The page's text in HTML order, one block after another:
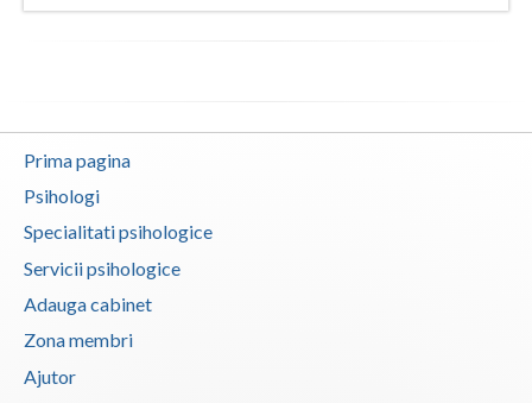
Vrancea
Prima pagina
Psihologi
Specialitati psihologice
Servicii psihologice
Adauga cabinet
Zona membri
Ajutor